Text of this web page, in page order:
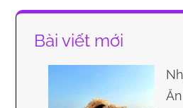
Bài viết mới